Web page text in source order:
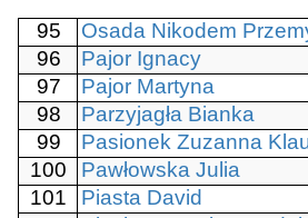
95
Osada Nikodem
96
Pajor Ignacy
97
Pajor Martyna
98
Parzyjagła Bianka
99
Pasionek Zuzanna
100
Pawłowska Julia
101
Piasta David